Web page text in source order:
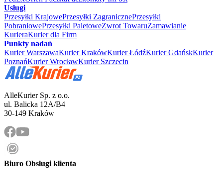
Usługi
Przesyłki KrajowePrzesyłki ZagranicznePrzesyłki
PobraniowePrzesyłki PaletoweZwrot TowaruZamawianie
KurieraKurier dla Firm
Punkty nadań
Kurier WarszawaKurier KrakówKurier ŁódźKurier GdańskKurier
PoznańKurier WrocławKurier Szczecin
AlleKurier Sp. z o.o.
ul. Balicka 12A/B4
30-149 Kraków
Biuro Obsługi klienta